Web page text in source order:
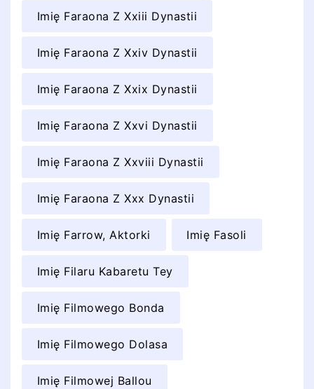
Imię Faraona Z Xxiii Dynastii
Imię Faraona Z Xxiv Dynastii
Imię Faraona Z Xxix Dynastii
Imię Faraona Z Xxvi Dynastii
Imię Faraona Z Xxviii Dynastii
Imię Faraona Z Xxx Dynastii
Imię Farrow, Aktorki Imię Fasoli
Imię Filaru Kabaretu Tey
Imię Filmowego Bonda
Imię Filmowego Dolasa
Imię Filmowej Ballou